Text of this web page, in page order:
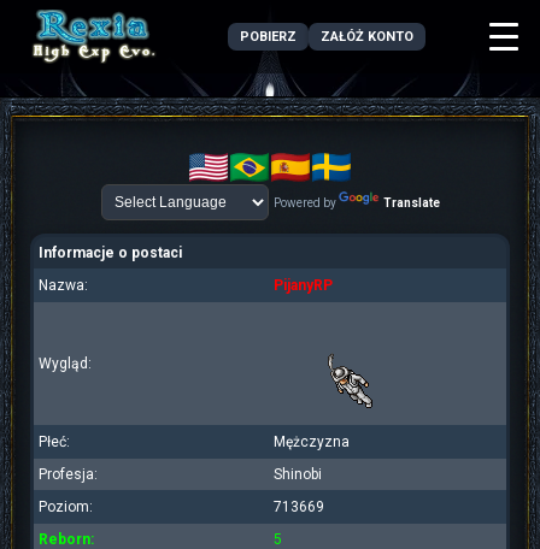
POBIERZ ZAŁÓŻ KONTO
Powered by Translate
Informacje o postaci
Nazwa:
PijanyRP
Wygląd:
Płeć:
Mężczyzna
Profesja:
Shinobi
Poziom:
713669
Reborn:
5